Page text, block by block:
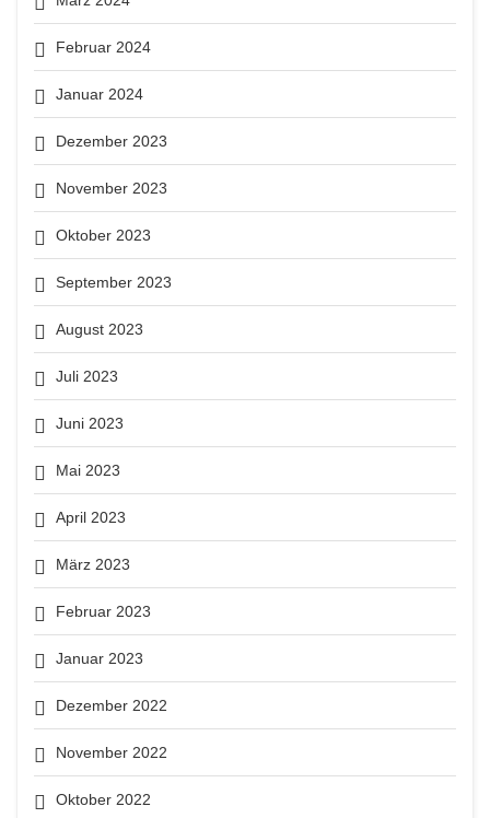
Februar 2024
Januar 2024
Dezember 2023
November 2023
Oktober 2023
September 2023
August 2023
Juli 2023
Juni 2023
Mai 2023
April 2023
März 2023
Februar 2023
Januar 2023
Dezember 2022
November 2022
Oktober 2022